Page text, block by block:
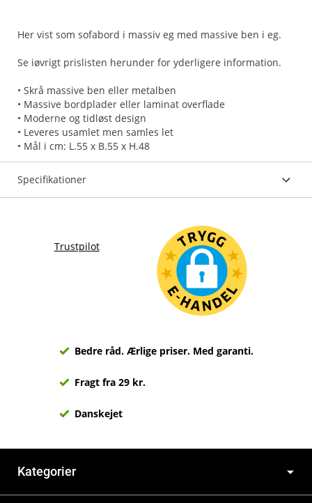
Her vist som sofabord i massiv eg med massive ben i eg.
Se iøvrigt prislisten herunder for yderligere information.
• Skrå massive ben eller metalben
• Massive bordplader eller laminat overflade
• Moderne og tidløst design
• Leveres usamlet men samles let
• Mål i cm: L.55 x B.55 x H.48
Specifikationer
Trustpilot
Bedre råd. Ærlige priser. Med garanti.
Fragt fra 29 kr.
Danskejet
Kategorier